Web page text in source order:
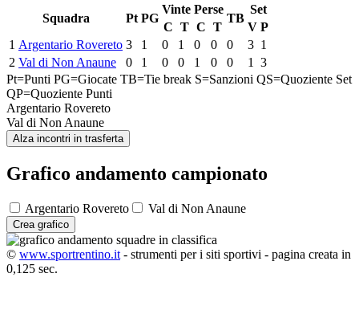
Squadra
Pt PG
Vinte Perse
TB
Set
C T C T V P
1 Argentario Rovereto 3 1 0 1 0 0 0 3 1
2 Val di Non Anaune 0 1 0 0 1 0 0 1
3
Pt=Punti PG=Giocate TB=Tie break S=Sanzioni QS=Quoziente Set
QP=Quoziente Punti
Argentario Rovereto
Val di Non Anaune
Alza incontri in trasferta
Grafico andamento campionato
Argentario Rovereto Val di Non Anaune
Crea grafico
© www.sportrentino.it- strumenti per i siti sportivi - pagina creata in
0,125 sec.